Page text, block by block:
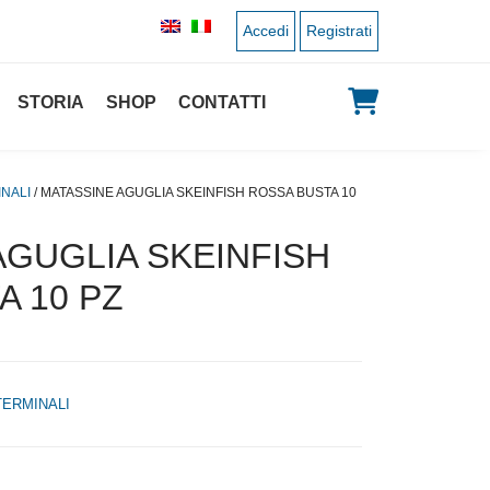
Accedi Registrati
STORIA SHOP CONTATTI
/ MATASSINE AGUGLIA SKEINFISH ROSSA BUSTA 10
SKEINFISH
10 PZ